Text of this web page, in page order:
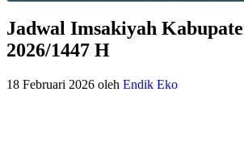
Jadwal Imsakiyah
2026/1447 H
18 Februari 2026 oleh Endik Eko